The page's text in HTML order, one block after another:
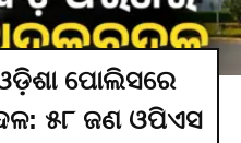
ପୋଲିସରେ
୫୮ ଜଣ ଓପିଏସ